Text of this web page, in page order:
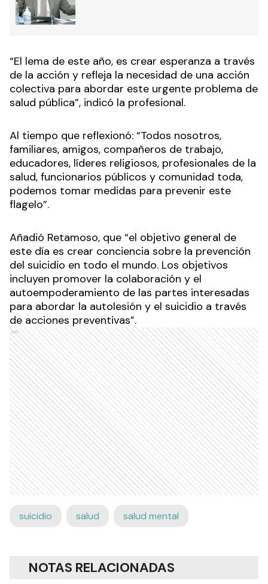
“El lema de este año, es crear esperanza a través
de la acción y refleja la necesidad de una acción
colectiva para abordar este urgente problema de
salud pública”, indicó la profesional.
Al tiempo que reflexionó: “Todos nosotros,
familiares, amigos, compañeros de trabajo,
educadores, líderes religiosos, profesionales de la
salud, funcionarios públicos y comunidad toda,
podemos tomar medidas para prevenir este
flagelo”.
Añadió Retamoso, que “el objetivo general de
este día es crear conciencia sobre la prevención
del suicidio en todo el mundo. Los objetivos
incluyen promover la colaboración y el
autoempoderamiento de las partes interesadas
para abordar la autolesión y el suicidio a través
de acciones preventivas”.
Ads
suicidio salud salud mental
NOTAS RELACIONADAS